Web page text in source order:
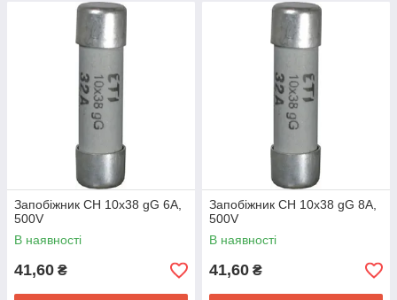
Запобіжник CH 10x38 gG 6A,
500V
В наявності
41,60 ₴
Запобіжник CH 10x38 gG 8A,
500V
В наявності
41,60 ₴